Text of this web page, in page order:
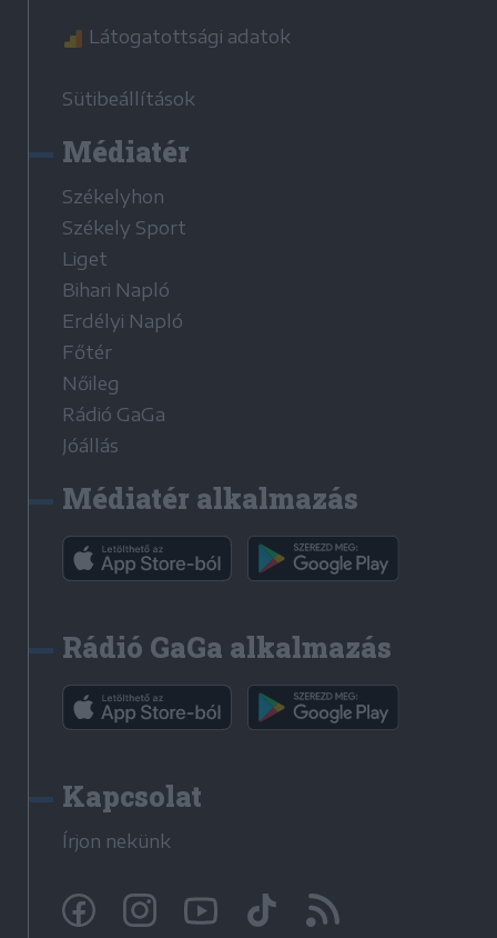
Látogatottsági adatok
Sütibeállítások
Médiatér
Székelyhon
Székely Sport
Liget
Bihari Napló
Erdélyi Napló
Főtér
Nőileg
Rádió GaGa
Jóállás
Médiatér alkalmazás
Rádió GaGa alkalmazás
Kapcsolat
Írjon nekünk